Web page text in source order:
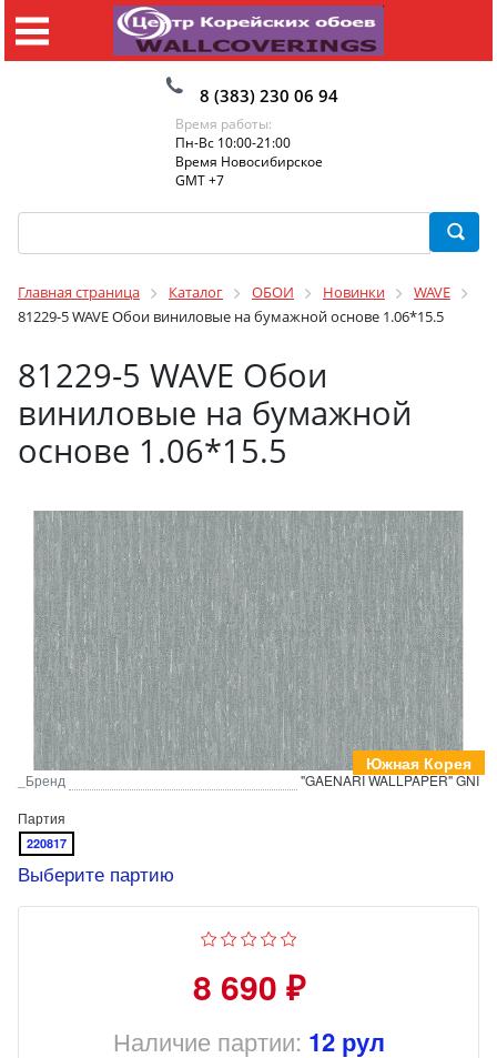
8 (383) 230 06 94
Время работы:
Пн-Вс 10:00-21:00
Время Новосибирское
GMT +7
Главная страница Каталог ОБОИ Новинки
WAVE
81229-5 WAVE Обои виниловые на бумажной основе 1.06*15.5
81229-5 WAVE Обои
виниловые на бумажной
основе 1.06*15.5
Южная Корея
_Бренд
"GAENARI WALLPAPER" GNI
Партия
220817
Выберите партию
8 690 ₽
Наличие партии: 12 рул